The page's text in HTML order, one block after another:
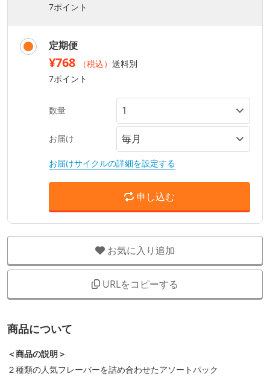
7ポイント
定期便
¥768 （税込） 送料別
7ポイント
数量
お届け
お届けサイクルの詳細を設定する
申し込む
お気に入り追加
URLをコピーする
商品について
＜商品の説明＞
２種類の人気フレーバーを詰め合わせたアソートパック